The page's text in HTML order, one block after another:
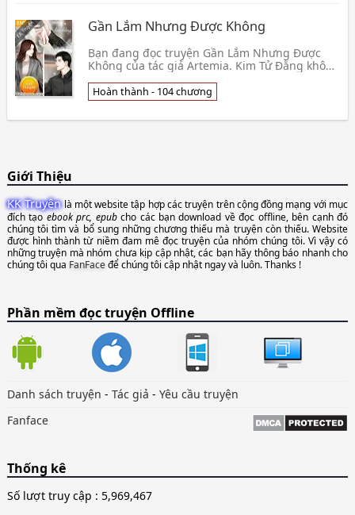
Gần Lắm Nhưng Được Không
Bạn đang đọc truyện Gần Lắm Nhưng Được
Không của tác giả Artemia. Kim Tử Đằng không
bạn trai kh👦 Artemia
Hoàn thành - 104 chương
Giới Thiệu
KK Truyệnlà một website tập hợp các truyện trên cộng đồng mạng với mục
đích tạoebook prc, epubcho các bạn download về đọc offline, bên cạnh đó
chúng tôi tìm và bổ sung những chương thiếu mà truyện còn thiếu. Website
được hình thành từ niềm đam mê đọc truyện của nhóm chúng tôi. Vì vậy có
những truyện mà nhóm chưa kịp cập nhật, các bạn hãy thông báo nhanh cho
chúng tôi qua FanFaceđể chúng tôi cập nhật ngay và luôn. Thanks !
Phần mềm đọc truyện Offline
Danh sách truyện - Tác giả - Yêu cầu truyện
Fanface
Thống kê
Số lượt truy cập : 5,969,467